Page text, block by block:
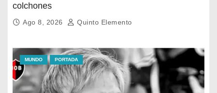
colchones
Ago 8, 2026 Quinto Elemento
MUNDO PORTADA